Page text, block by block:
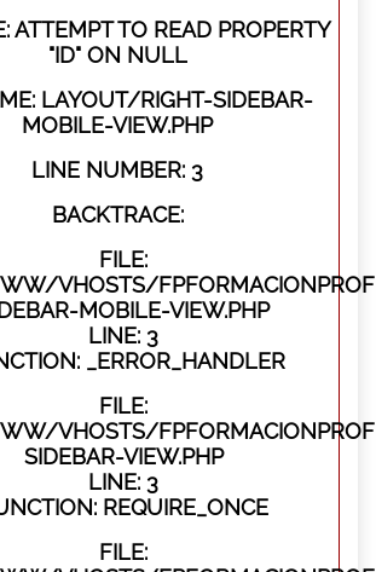
ATTEMPT TO READ PROPERTY
"ID" ON NULL
LAYOUT/RIGHT-SIDEBAR-
MOBILE-VIEW.PHP
LINE NUMBER: 3
BACKTRACE:
FILE:
VHOSTS/
MOBILE-VIEW.PHP
LINE: 3
_ERROR_HANDLER
FILE:
VHOSTS/
SIDEBAR-VIEW.PHP
LINE: 3
REQUIRE_ONCE
FILE: